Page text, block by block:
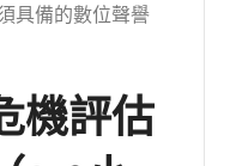
具備的數位聲譽
機評估